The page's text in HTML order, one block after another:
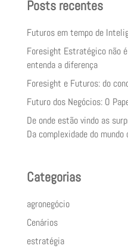
Posts recentes
Futuros em tempo de
Foresight Estratégico não
entenda a diferença
Foresight e Futuros: do
Futuro dos Negócios: O
De onde estão vindo as
Da complexidade do
Categorias
agronegócio
Cenários
estratégia